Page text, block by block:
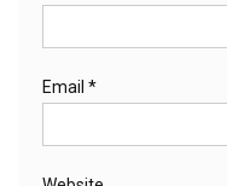
Email *